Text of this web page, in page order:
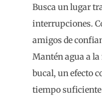
Busca un lugar
interrupciones.
amigos de
Mantén agua a
bucal, un efecto
tiempo suficiente